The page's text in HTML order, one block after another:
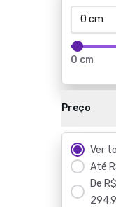
0 cm
Preço
Ver
Até
De